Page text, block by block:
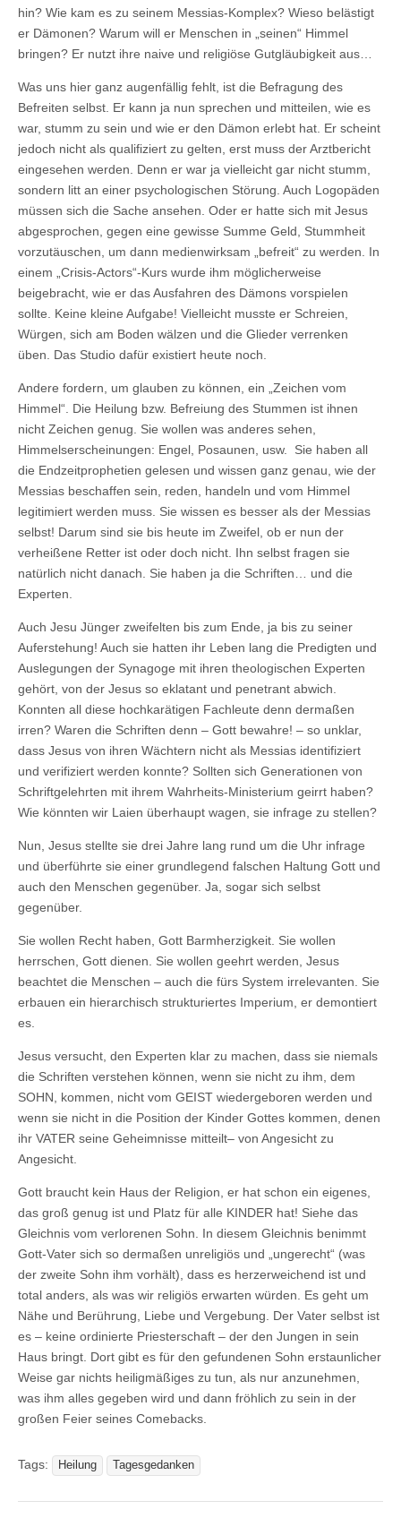
hin? Wie kam es zu seinem Messias-Komplex? Wieso belästigt
er Dämonen? Warum will er Menschen in „seinen“ Himmel
bringen? Er nutzt ihre naive und religiöse Gutgläubigkeit aus…
Was uns hier ganz augenfällig fehlt, ist die Befragung des
Befreiten selbst. Er kann ja nun sprechen und mitteilen, wie es
war, stumm zu sein und wie er den Dämon erlebt hat. Er scheint
jedoch nicht als qualifiziert zu gelten, erst muss der Arztbericht
eingesehen werden. Denn er war ja vielleicht gar nicht stumm,
sondern litt an einer psychologischen Störung. Auch Logopäden
müssen sich die Sache ansehen. Oder er hatte sich mit Jesus
abgesprochen, gegen eine gewisse Summe Geld, Stummheit
vorzutäuschen, um dann medienwirksam „befreit“ zu werden. In
einem „Crisis-Actors“-Kurs wurde ihm möglicherweise
beigebracht, wie er das Ausfahren des Dämons vorspielen
sollte. Keine kleine Aufgabe! Vielleicht musste er Schreien,
Würgen, sich am Boden wälzen und die Glieder verrenken
üben. Das Studio dafür existiert heute noch.
Andere fordern, um glauben zu können, ein „Zeichen vom
Himmel“. Die Heilung bzw. Befreiung des Stummen ist ihnen
nicht Zeichen genug. Sie wollen was anderes sehen,
Himmelserscheinungen: Engel, Posaunen, usw. Sie haben all
die Endzeitprophetien gelesen und wissen ganz genau, wie der
Messias beschaffen sein, reden, handeln und vom Himmel
legitimiert werden muss. Sie wissen es besser als der Messias
selbst! Darum sind sie bis heute im Zweifel, ob er nun der
verheißene Retter ist oder doch nicht. Ihn selbst fragen sie
natürlich nicht danach. Sie haben ja die Schriften… und die
Experten.
Auch Jesu Jünger zweifelten bis zum Ende, ja bis zu seiner
Auferstehung! Auch sie hatten ihr Leben lang die Predigten und
Auslegungen der Synagoge mit ihren theologischen Experten
gehört, von der Jesus so eklatant und penetrant abwich.
Konnten all diese hochkarätigen Fachleute denn dermaßen
irren? Waren die Schriften denn – Gott bewahre! – so unklar,
dass Jesus von ihren Wächtern nicht als Messias identifiziert
und verifiziert werden konnte? Sollten sich Generationen von
Schriftgelehrten mit ihrem Wahrheits-Ministerium geirrt haben?
Wie könnten wir Laien überhaupt wagen, sie infrage zu stellen?
Nun, Jesus stellte sie drei Jahre lang rund um die Uhr infrage
und überführte sie einer grundlegend falschen Haltung Gott und
auch den Menschen gegenüber. Ja, sogar sich selbst
gegenüber.
Sie wollen Recht haben, Gott Barmherzigkeit. Sie wollen
herrschen, Gott dienen. Sie wollen geehrt werden, Jesus
beachtet die Menschen – auch die fürs System irrelevanten. Sie
erbauen ein hierarchisch strukturiertes Imperium, er demontiert
es.
Jesus versucht, den Experten klar zu machen, dass sie niemals
die Schriften verstehen können, wenn sie nicht zu ihm, dem
SOHN, kommen, nicht vom GEIST wiedergeboren werden und
wenn sie nicht in die Position der Kinder Gottes kommen, denen
ihr VATER seine Geheimnisse mitteilt– von Angesicht zu
Angesicht.
Gott braucht kein Haus der Religion, er hat schon ein eigenes,
das groß genug ist und Platz für alle KINDER hat! Siehe das
Gleichnis vom verlorenen Sohn. In diesem Gleichnis benimmt
Gott-Vater sich so dermaßen unreligiös und „ungerecht“ (was
der zweite Sohn ihm vorhält), dass es herzerweichend ist und
total anders, als was wir religiös erwarten würden. Es geht um
Nähe und Berührung, Liebe und Vergebung. Der Vater selbst ist
es – keine ordinierte Priesterschaft – der den Jungen in sein
Haus bringt. Dort gibt es für den gefundenen Sohn erstaunlicher
Weise gar nichts heiligmäßiges zu tun, als nur anzunehmen,
was ihm alles gegeben wird und dann fröhlich zu sein in der
großen Feier seines Comebacks.
Tags: Heilung Tagesgedanken